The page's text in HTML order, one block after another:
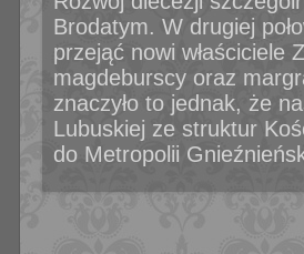
Brodatym. W drugiej
przejąć nowi właściciele
magdeburscy oraz
znaczyło to jednak, że
Lubuskiej ze struktur
do Metropolii